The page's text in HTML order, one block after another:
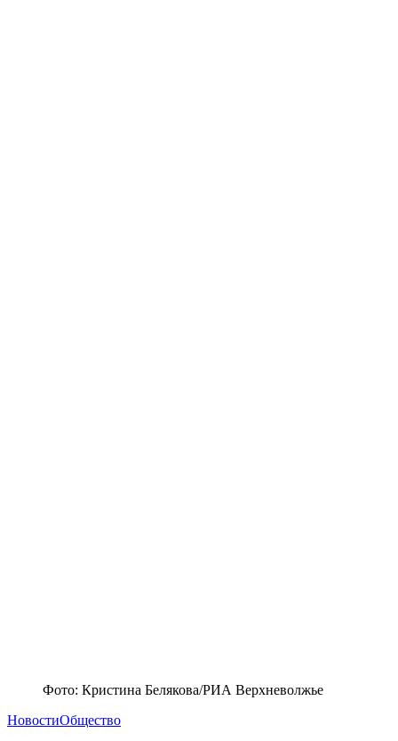
Фото: Кристина Белякова/РИА Верхневолжье
НовостиОбщество